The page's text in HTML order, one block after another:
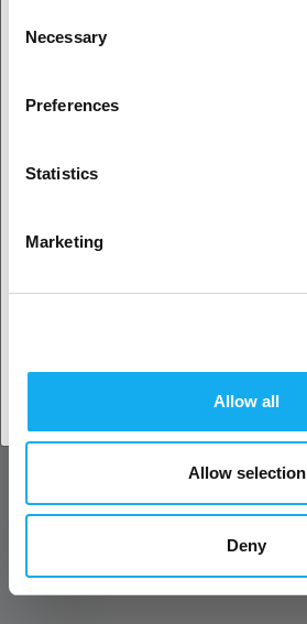
Selection
Necessary
Preferences
Statistics
Marketing
Allow all
Allow selection
Deny
REVIEWS